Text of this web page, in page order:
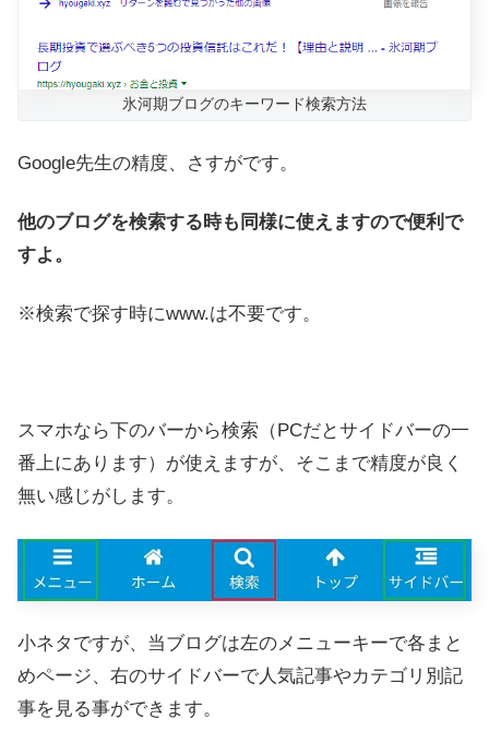
氷河期ブログのキーワード検索方法
Google先生の精度、さすがです。
他のブログを検索する時も同様に使えますので便利で
すよ。
※検索で探す時にwww.は不要です。
スマホなら下のバーから検索（PCだとサイドバーの一
番上にあります）が使えますが、そこまで精度が良く
無い感じがします。
小ネタですが、当ブログは左のメニューキーで各まと
めページ、右のサイドバーで人気記事やカテゴリ別記
事を見る事ができます。